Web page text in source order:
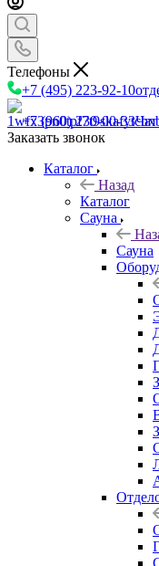
Телефоны
+7 (495) 223-92-10
+7 (960) 230-00-33
Заказать звонок
Каталог
Назад
Каталог
Сауна
Сауна